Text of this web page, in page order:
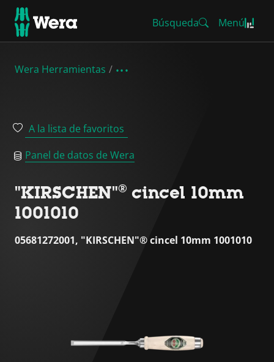
Búsqueda Menú
Wera Herramientas
A la lista de favoritos
Panel de datos de Wera
"KIRSCHEN"® cincel 10mm
1001010
05681272001, "KIRSCHEN"® cincel 10mm 1001010